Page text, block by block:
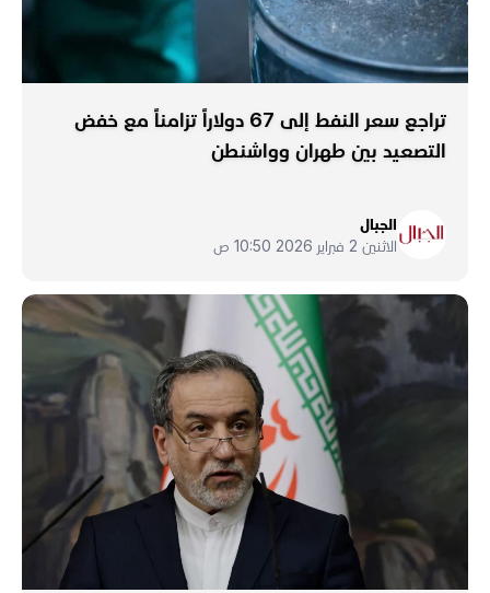
تراجع سعر النفط إلى 67 دولاراً تزامناً مع خفض
التصعيد بين طهران وواشنطن
الجبال
الاثنين 2 فبراير 2026 10:50 ص